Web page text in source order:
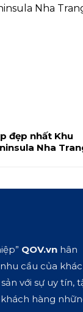
đẹp nhất Khu
Nha
QOV.vn hân
cầu của
với sự uy tín,
hàng